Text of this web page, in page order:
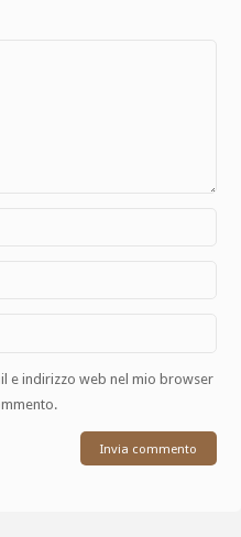
e indirizzo web nel mio browser